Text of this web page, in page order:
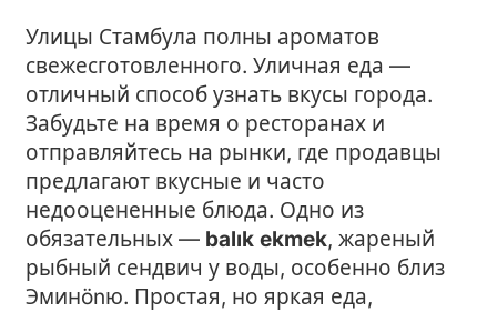
Улицы Стамбула полны ароматов
свежесготовленного. Уличная еда —
отличный способ узнать вкусы города.
Забудьте на время о ресторанах и
отправляйтесь на рынки, где продавцы
предлагают вкусные и часто
недооцененные блюда. Одно из
обязательных — balık ekmek, жареный
рыбный сендвич у воды, особенно близ
Эминönю. Простая, но яркая еда,